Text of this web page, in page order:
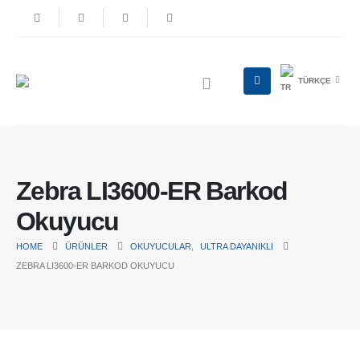
TÜRKÇE
Zebra LI3600-ER Barkod
Okuyucu
HOME ÜRÜNLER OKUYUCULAR
ULTRA DAYANIKLI
ZEBRA LI3600-ER BARKOD OKUYUCU